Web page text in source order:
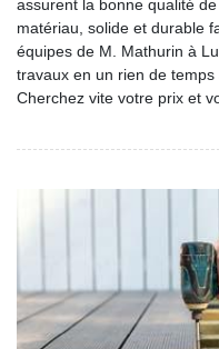
assurent la bonne qualité
matériau, solide et durable
équipes de M. Mathurin à
travaux en un rien de
Cherchez vite votre prix et